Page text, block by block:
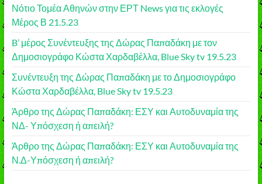
Νότιο Τομέα Αθηνών στην ΕΡΤ News για τις εκλογές
Μέρος Β 21.5.23
B’ μέρος Συνέντευξης της Δώρας Παπαδάκη με τον
Δημοσιογράφο Κώστα Χαρδαβέλλα, Blue Sky tv 19.5.23
Συνέντευξη της Δώρας Παπαδάκη με το Δημοσιογράφο
Κώστα Χαρδαβέλλα, Blue Sky tv 19.5.23
Άρθρο της Δώρας Παπαδάκη: ΕΣΥ και Αυτοδυναμία της
ΝΔ- Υπόσχεση ή απειλή?
Άρθρο της Δώρας Παπαδάκη: ΕΣΥ και Αυτοδυναμία της
Ν.Δ-Υπόσχεση ή απειλή?